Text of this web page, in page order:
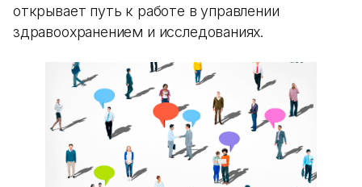
открывает путь к работе в управлении
здравоохранением и исследованиях.